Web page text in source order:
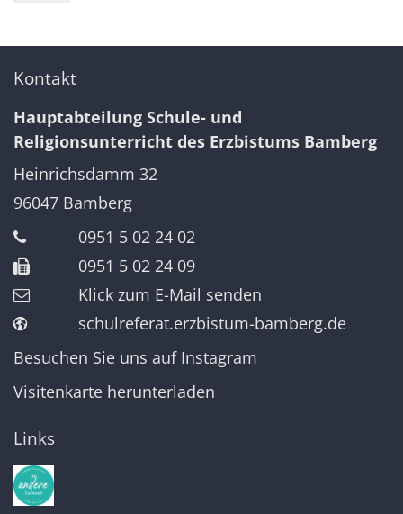
Kontakt
Hauptabteilung Schule- und
Religionsunterricht des Erzbistums Bamberg
Heinrichsdamm 32
96047 Bamberg
0951 5 02 24 02
0951 5 02 24 09
Klick zum E-Mail senden
schulreferat.erzbistum-bamberg.de
Besuchen Sie uns auf Instagram
Visitenkarte herunterladen
Links